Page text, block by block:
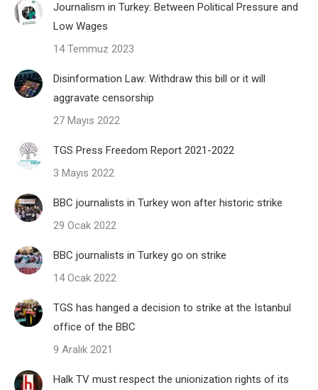
Journalism in Turkey: Between Political Pressure and
Low Wages
14 Temmuz 2023
Disinformation Law: Withdraw this bill or it will
aggravate censorship
27 Mayıs 2022
TGS Press Freedom Report 2021-2022
3 Mayıs 2022
BBC journalists in Turkey won after historic strike
29 Ocak 2022
BBC journalists in Turkey go on strike
14 Ocak 2022
TGS has hanged a decision to strike at the Istanbul
office of the BBC
9 Aralık 2021
Halk TV must respect the unionization rights of its